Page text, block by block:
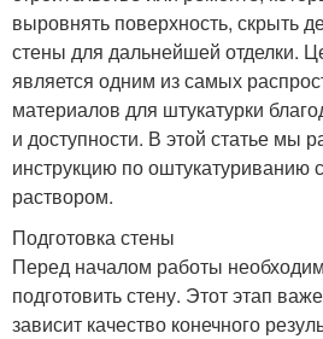
выровнять поверхность, скрыть
стены для дальнейшей отделки.
является одним из самых
материалов для штукатурки
и доступности. В этой статье мы
инструкцию по оштукатуриванию
раствором.
Подготовка стены
Перед началом работы
подготовить стену. Этот этап
зависит качество конечного